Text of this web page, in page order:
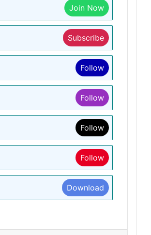
Join Now
Subscribe
Follow
Follow
Follow
Follow
Download